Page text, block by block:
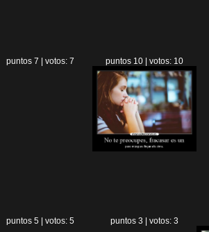
puntos 7 | votos: 7 puntos 10 | votos: 10
puntos 5 | votos: 5 puntos 3 | votos: 3